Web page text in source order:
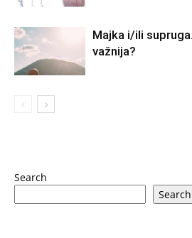
Majka i/ili
važnija?
Search
Search